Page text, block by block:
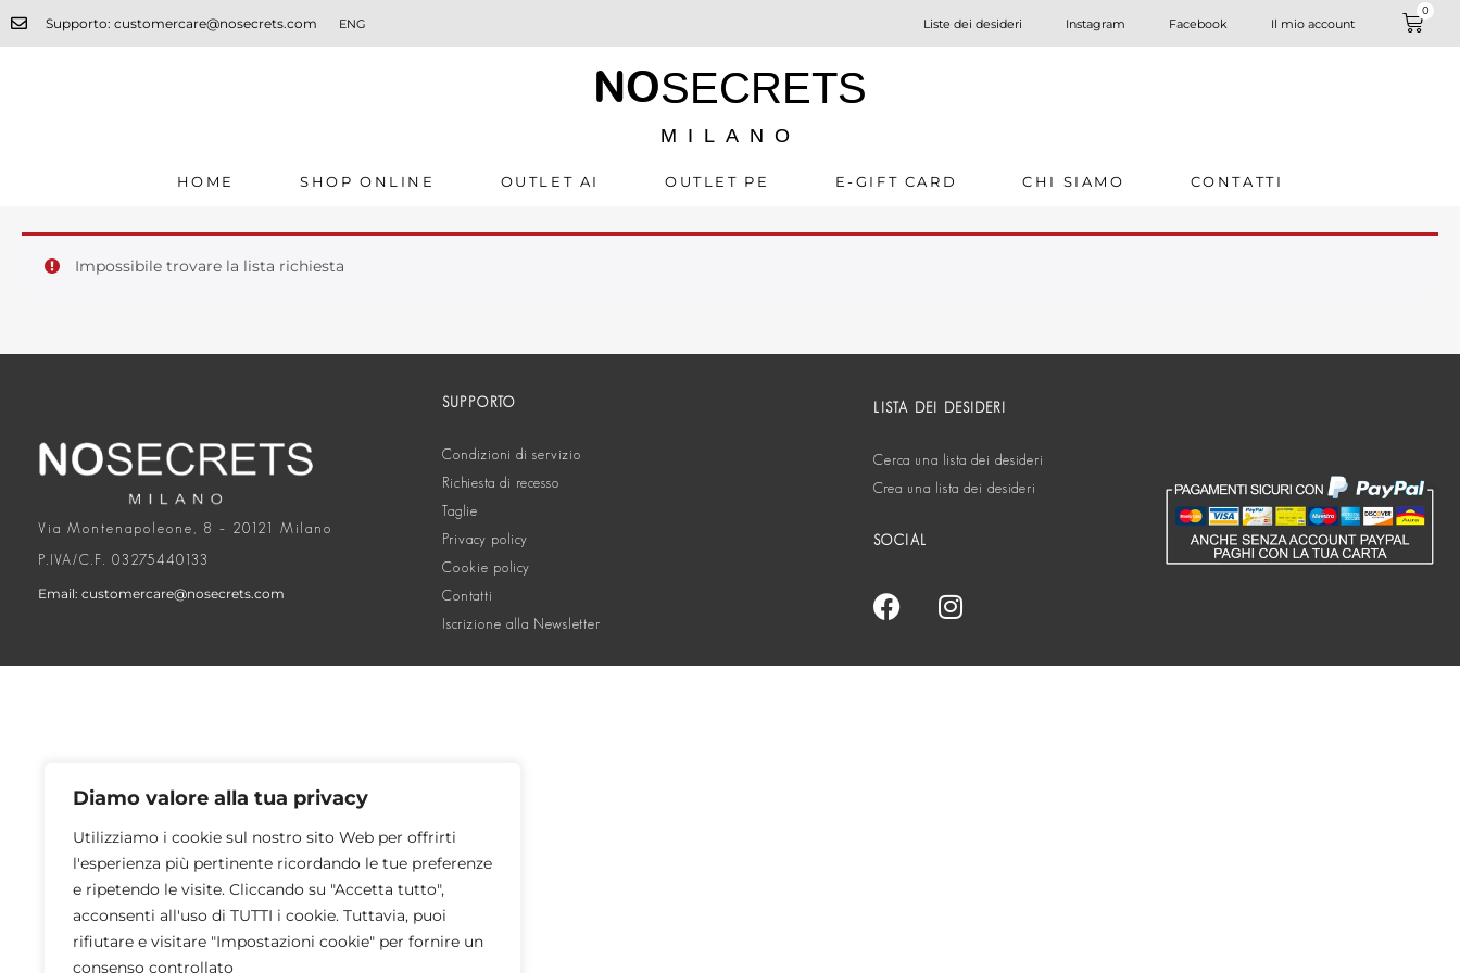
Diamo valore alla tua privacy
Utilizziamo i cookie sul nostro sito Web per offrirti
l'esperienza più pertinente ricordando le tue preferenze
e ripetendo le visite. Cliccando su "Accetta tutto",
acconsenti all'uso di TUTTI i cookie. Tuttavia, puoi
rifiutare e visitare "Impostazioni cookie" per fornire un
consenso controllato
Supporto: customercare@nosecrets.com ENG Liste dei desideri Instagram Facebook Il mio account
0
NOSECRETS
MILANO
HOME SHOP ONLINE OUTLET AI OUTLET PE E-GIFT CARD CHI SIAMO CONTATTI
Impossibile trovare la lista richiesta
Via Montenapoleone, 8 – 20121 Milano
P.IVA/C.F. 03275440133
Email: customercare@nosecrets.com
SUPPORTO
Condizioni di servizio
Richiesta di recesso
Taglie
Privacy policy
Cookie policy
Contatti
Iscrizione alla Newsletter
LISTA DEI DESIDERI
Cerca una lista dei desideri
Crea una lista dei desideri
SOCIAL